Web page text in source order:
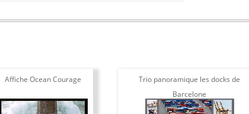
Affiche Ocean Courage
Trio panoramique les docks de
Barcelone